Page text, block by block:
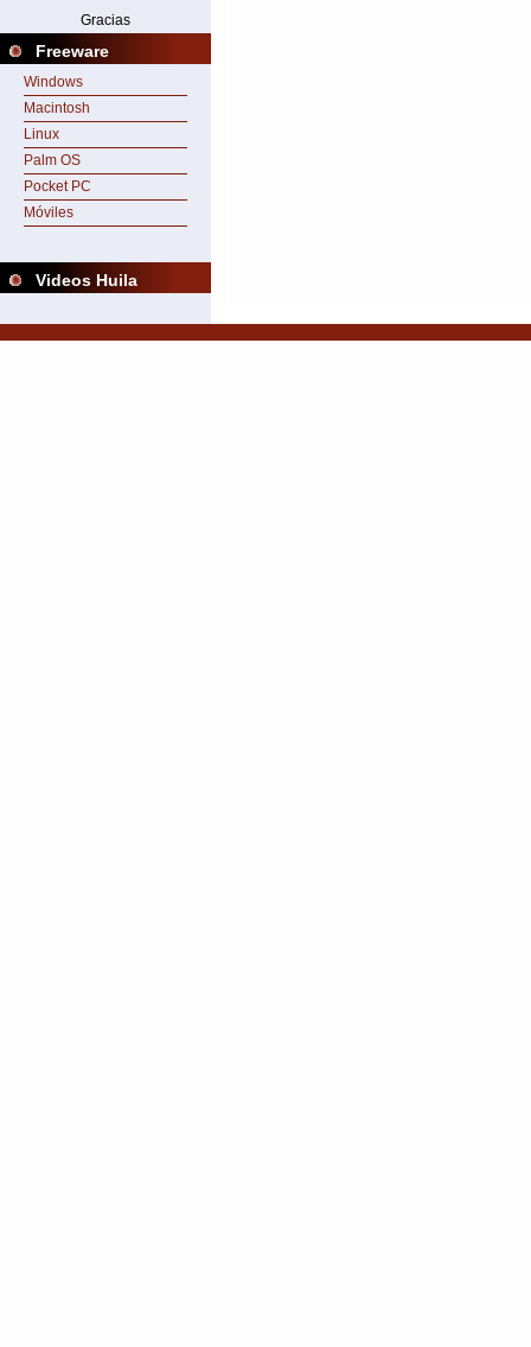
Gracias
Freeware
Windows
Macintosh
Linux
Palm OS
Pocket PC
Móviles
Videos Huila